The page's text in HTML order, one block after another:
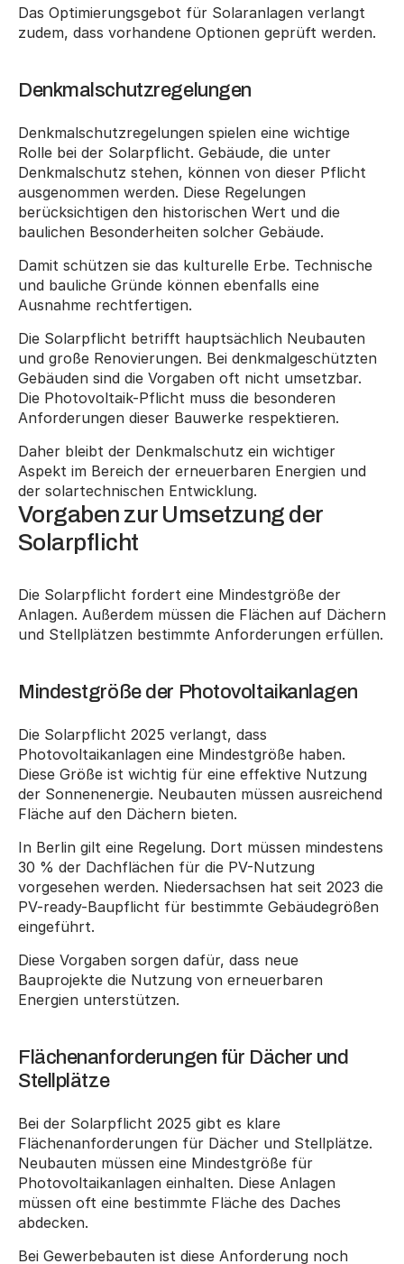
Das Optimierungsgebot für Solaranlagen verlangt
zudem, dass vorhandene Optionen geprüft werden.
Denkmalschutzregelungen
Denkmalschutzregelungen spielen eine wichtige
Rolle bei der Solarpflicht. Gebäude, die unter
Denkmalschutz stehen, können von dieser Pflicht
ausgenommen werden. Diese Regelungen
berücksichtigen den historischen Wert und die
baulichen Besonderheiten solcher Gebäude.
Damit schützen sie das kulturelle Erbe. Technische
und bauliche Gründe können ebenfalls eine
Ausnahme rechtfertigen.
Die Solarpflicht betrifft hauptsächlich Neubauten
und große Renovierungen. Bei denkmalgeschützten
Gebäuden sind die Vorgaben oft nicht umsetzbar.
Die Photovoltaik-Pflicht muss die besonderen
Anforderungen dieser Bauwerke respektieren.
Daher bleibt der Denkmalschutz ein wichtiger
Aspekt im Bereich der erneuerbaren Energien und
der solartechnischen Entwicklung.
Vorgaben zur Umsetzung der
Solarpflicht
Die Solarpflicht fordert eine Mindestgröße der
Anlagen. Außerdem müssen die Flächen auf Dächern
und Stellplätzen bestimmte Anforderungen erfüllen.
Mindestgröße der Photovoltaikanlagen
Die Solarpflicht 2025 verlangt, dass
Photovoltaikanlagen eine Mindestgröße haben.
Diese Größe ist wichtig für eine effektive Nutzung
der Sonnenenergie. Neubauten müssen ausreichend
Fläche auf den Dächern bieten.
In Berlin gilt eine Regelung. Dort müssen mindestens
30 % der Dachflächen für die PV-Nutzung
vorgesehen werden. Niedersachsen hat seit 2023 die
PV-ready-Baupflicht für bestimmte Gebäudegrößen
eingeführt.
Diese Vorgaben sorgen dafür, dass neue
Bauprojekte die Nutzung von erneuerbaren
Energien unterstützen.
Flächenanforderungen für Dächer und
Stellplätze
Bei der Solarpflicht 2025 gibt es klare
Flächenanforderungen für Dächer und Stellplätze.
Neubauten müssen eine Mindestgröße für
Photovoltaikanlagen einhalten. Diese Anlagen
müssen oft eine bestimmte Fläche des Daches
abdecken.
Bei Gewerbebauten ist diese Anforderung noch